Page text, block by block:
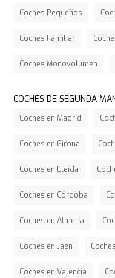
Coches Pequeños
Coches Familiar
Coches Monovolumen
COCHES DE SEGUNDA
Coches en Madrid
Coches en Girona
Coches en Lleida
Coches en Córdoba
Coches en Almería
Coches en Jaén
Coches en Valencia